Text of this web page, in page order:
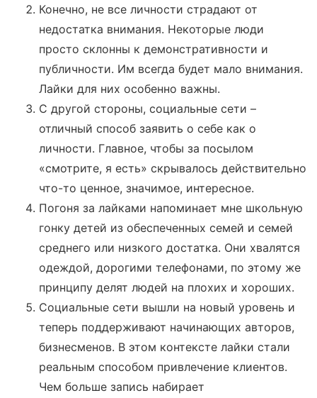
Конечно, не все личности страдают от
недостатка внимания. Некоторые люди
просто склонны к демонстративности и
публичности. Им всегда будет мало внимания.
Лайки для них особенно важны.
С другой стороны, социальные сети –
отличный способ заявить о себе как о
личности. Главное, чтобы за посылом
«смотрите, я есть» скрывалось действительно
что-то ценное, значимое, интересное.
Погоня за лайками напоминает мне школьную
гонку детей из обеспеченных семей и семей
среднего или низкого достатка. Они хвалятся
одеждой, дорогими телефонами, по этому же
принципу делят людей на плохих и хороших.
Социальные сети вышли на новый уровень и
теперь поддерживают начинающих авторов,
бизнесменов. В этом контексте лайки стали
реальным способом привлечение клиентов.
Чем больше запись набирает